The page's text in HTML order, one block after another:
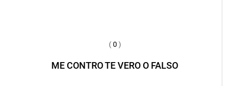
(0 )
ME CONTRO TE VERO O FALSO